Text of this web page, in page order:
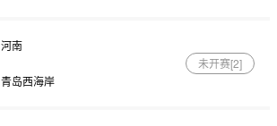
河南
青岛西海岸
未开赛[2]